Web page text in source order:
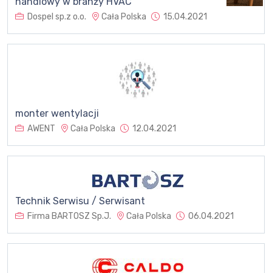
Dospel sp.z o.o. Cała Polska 15.04.2021
monter wentylacji
AWENT Cała Polska 12.04.2021
Technik Serwisu / Serwisant
Firma BARTOSZ Sp.J. Cała Polska 06.04.2021